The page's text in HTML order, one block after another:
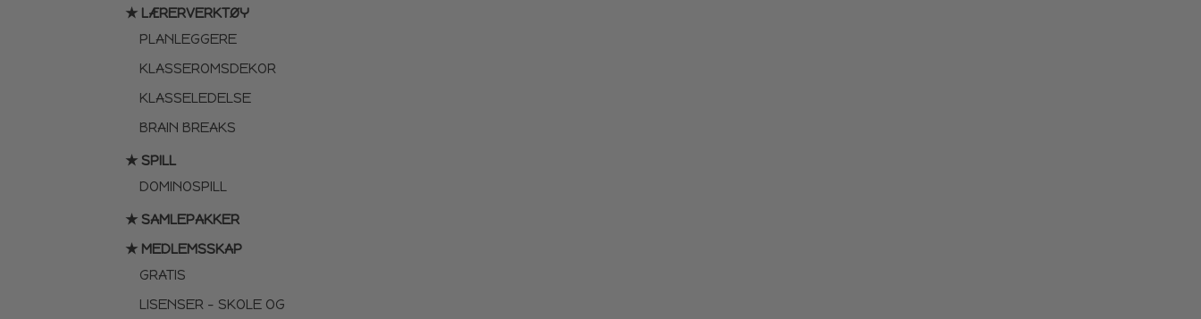
★ LÆRERVERKTØY
PLANLEGGERE
KLASSEROMSDEKOR
KLASSELEDELSE
BRAIN BREAKS
★ SPILL
DOMINOSPILL
★ SAMLEPAKKER
★ MEDLEMSSKAP
GRATIS
LISENSER – SKOLE OG